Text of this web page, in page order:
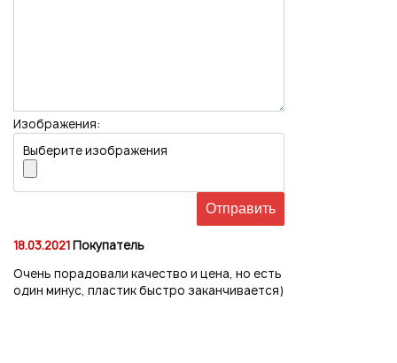
Изображения:
Выберите изображения
18.03.2021Покупатель
Очень порадовали качество и цена, но есть
один минус, пластик быстро заканчивается)